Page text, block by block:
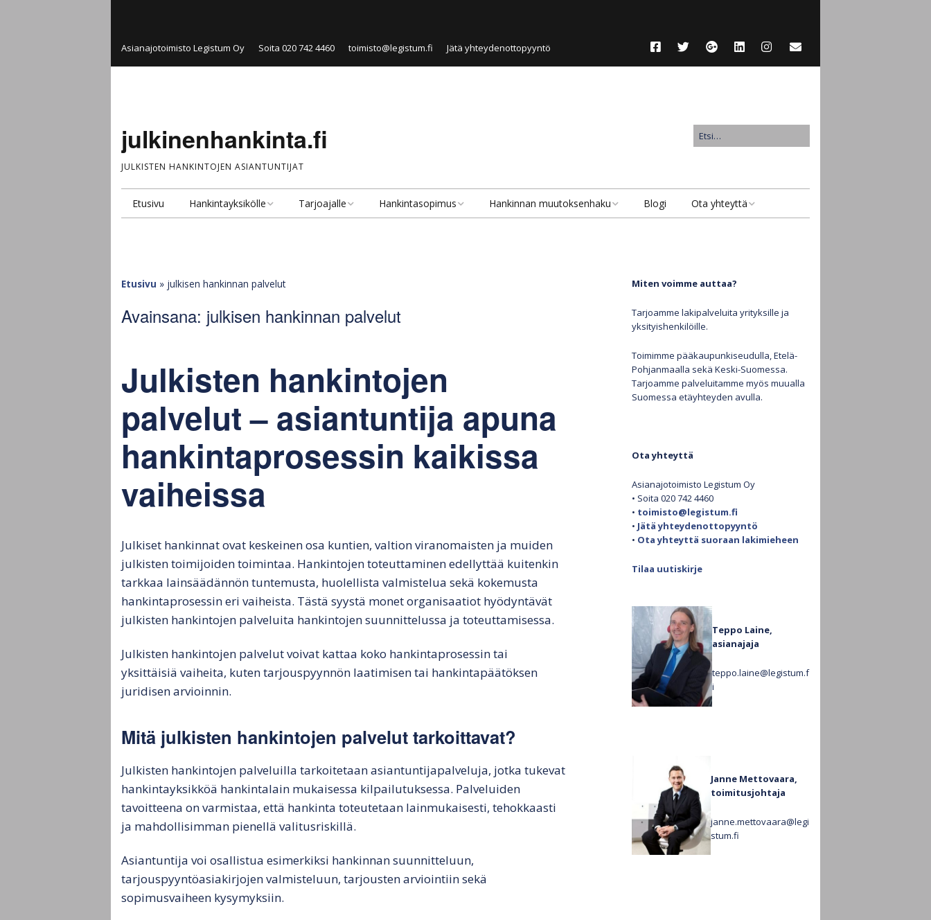
Asianajotoimisto Legistum Oy Soita 020 742 4460 toimisto@legistum.fi Jätä yhteydenottopyyntö
julkinenhankinta.fi
JULKISTEN HANKINTOJEN ASIANTUNTIJAT
Etusivu Hankintayksikölle
hankintamenettely
Julkiset tarjouspyynnöt
Hankintamenettelyn
vaikutus
tarjouspyyntöön
Julkisten tarjousten
arviointi ja päätös
valinta
Tarjoajalle
Julkinen tarjouspyyntö
Hankintapäätös
Hyvän tarjouksen
laatiminen
Hankintasopimus
Hankintasopimuksen
tekeminen
odotusaika
Hyvä julkisen
hankinnan sopimus
Markkinaoikeusvalituks
en vaikutukset
Hankinnan muutoksenhaku Blogi Ota yhteyttä
Evästekäytäntö (EU)
Etusivu » julkisen hankinnan palvelut
Avainsana: julkisen hankinnan palvelut
Julkisten hankintojen
palvelut – asiantuntija apuna
hankintaprosessin kaikissa
vaiheissa
Julkiset hankinnat ovat keskeinen osa kuntien, valtion viranomaisten ja muiden
julkisten toimijoiden toimintaa. Hankintojen toteuttaminen edellyttää kuitenkin
tarkkaa lainsäädännön tuntemusta, huolellista valmistelua sekä kokemusta
hankintaprosessin eri vaiheista. Tästä syystä monet organisaatiot hyödyntävät
julkisten hankintojen palveluita hankintojen suunnittelussa ja toteuttamisessa.
Julkisten hankintojen palvelut voivat kattaa koko hankintaprosessin tai
yksittäisiä vaiheita, kuten tarjouspyynnön laatimisen tai hankintapäätöksen
juridisen arvioinnin.
Mitä julkisten hankintojen palvelut tarkoittavat?
Julkisten hankintojen palveluilla tarkoitetaan asiantuntijapalveluja, jotka tukevat
hankintayksikköä hankintalain mukaisessa kilpailutuksessa. Palveluiden
tavoitteena on varmistaa, että hankinta toteutetaan lainmukaisesti, tehokkaasti
ja mahdollisimman pienellä valitusriskillä.
Asiantuntija voi osallistua esimerkiksi hankinnan suunnitteluun,
tarjouspyyntöasiakirjojen valmisteluun, tarjousten arviointiin sekä
sopimusvaiheen kysymyksiin.
Miten voimme auttaa?
Tarjoamme lakipalveluita yrityksille ja
yksityishenkilöille.
Toimimme pääkaupunkiseudulla, Etelä-
Pohjanmaalla sekä Keski-Suomessa.
Tarjoamme palveluitamme myös muualla
Suomessa etäyhteyden avulla.
Ota yhteyttä
Asianajotoimisto Legistum Oy
• Soita 020 742 4460
• toimisto@legistum.fi
• Jätä yhteydenottopyyntö
• Ota yhteyttä suoraan lakimieheen
Tilaa uutiskirje
Teppo Laine,
asianajaja
teppo.laine@legistum.f
i
Janne Mettovaara,
toimitusjohtaja
janne.mettovaara@legi
stum.fi